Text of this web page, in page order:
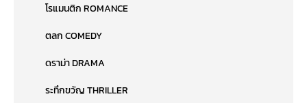
โรแมนติก ROMANCE
ตลก COMEDY
ดราม่า DRAMA
ระทึกขวัญ THRILLER